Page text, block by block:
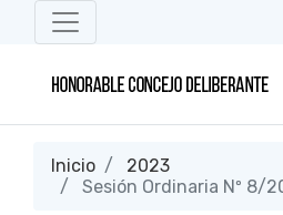
Inicio
2023
Sesión Ordinaria Nº 8/